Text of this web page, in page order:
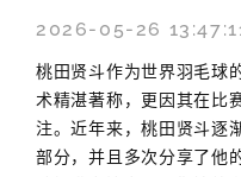
2026-05-26
桃田贤斗作为世界羽毛球
术精湛著称，更因其在比
注。近年来，桃田贤斗逐
部分，并且多次分享了他